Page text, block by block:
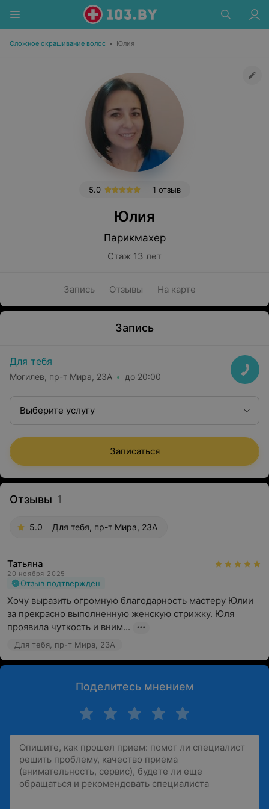
Сложное окрашивание волос • Юлия
1 отзыв
5.0
Юлия
Парикмахер
Стаж 13 лет
Запись Отзывы На карте
Запись
Для тебя
Могилев, пр-т Мира, 23А до 20:00
Выберите услугу
Записаться
Отзывы 1
5.0 Для тебя, пр-т Мира, 23А
Татьяна
20 ноября 2025
Отзыв подтвержден
Хочу выразить огромную благодарность мастеру Юлии
за прекрасно выполненную женскую стрижку. Юля
проявила чуткость и вним...
Для тебя, пр-т Мира, 23А
Поделитесь мнением